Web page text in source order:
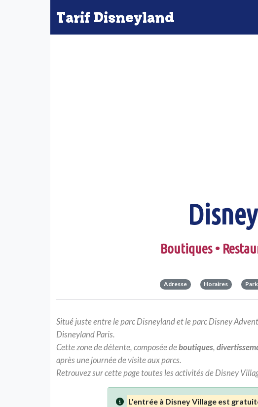
Tarif Disneyland
Boutiques •
Adresse Horaires
Situé juste entre le parc Disneyland et le parc Disney
Disneyland Paris.
Cette zone de détente, composée deboutiques,
après une journée de visite aux parcs.
Retrouvez sur cette page toutes les activités de Disney
L'entrée à Disney Village est